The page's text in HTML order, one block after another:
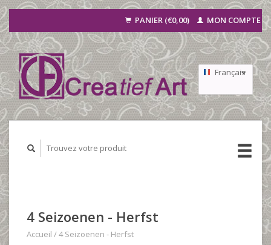
PANIER (€0,00) MON COMPTE
Français
Nederlands
4 Seizoenen - Herfst
Accueil /4 Seizoenen - Herfst